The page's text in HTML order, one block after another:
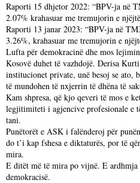
Raporti 15 dhjetor 2022: “BPV-ja në
2.07% krahasuar me tremujorin e
Raporti 13 janar 2023: “BPV-ja në
3.26%, krahasuar me tremujorin e
Lufta për demokracinë dhe mos
Kosovë duhet të vazhdojë. Derisa
institucionet private, unë besoj se ato,
të mundohen të nxjerrin të dhëna të
Kam shpresa, që kjo qeveri të mos e
legjitimiteti i agjencive profesionale e
tani.
Punëtorët e ASK i falënderoj për
do t’i kap fshesa e diktaturës, por të
mira.
E ditët më të mira po vijnë. E ardhmja
demokracisë.